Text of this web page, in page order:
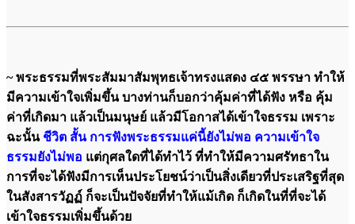
~ พระธรรมที่พระสัมมาสัมพุทธเจ้าทรงแสดง ๔๕ พรรษา ทำให้
มีความเข้าใจเพิ่มขึ้น บางท่านก็บอกว่าคุ้มค่าที่ได้ฟัง หรือ คุ้ม
ค่าที่เกิดมา แล้วเป็นมนุษย์ แล้วมีโอกาสได้เข้าใจธรรม เพราะ
ฉะนั้น ชีวิต สั้น การฟังพระธรรมแค่นี้ยังไม่พอ ความเข้าใจ
ธรรมยังไม่พอ แต่กุศลใดที่ได้ทำไว้ ที่ทำให้มีความศรัทธาใน
การที่จะได้ฟังมีการเห็นประโยชน์ว่าเป็นสิ่งเดียวที่ประเสริฐที่สุด
ในสังสารวัฏฏ์ ก็จะเป็นปัจจัยที่ทำให้แม้เกิด ก็เกิดในที่ที่จะได้
เข้าใจธรรมเพิ่มขึ้นด้วย